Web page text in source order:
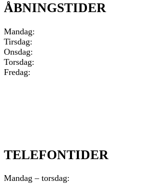
ÅBNINGSTIDER
Mandag:
Tirsdag:
Onsdag:
Torsdag:
Fredag:
TELEFONTIDER
Mandag – torsdag: